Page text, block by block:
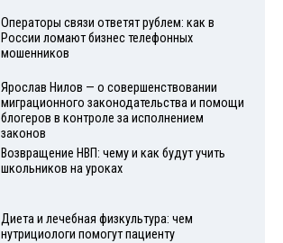
Операторы связи ответят рублем: как в
России ломают бизнес телефонных
мошенников
Ярослав Нилов — о совершенствовании
миграционного законодательства и помощи
блогеров в контроле за исполнением
законов
Возвращение НВП: чему и как будут учить
школьников на уроках
Диета и лечебная физкультура: чем
нутрициологи помогут пациенту